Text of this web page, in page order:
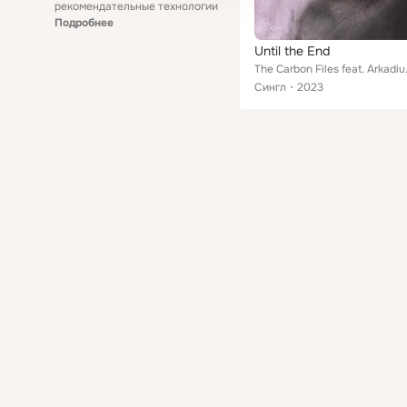
рекомендательные технологии
Подробнее
Until the End
The
Сингл
2023